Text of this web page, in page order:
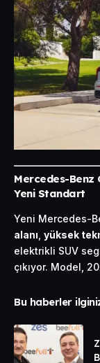
Mercedes-Benz
Yeni Standart
Yeni Mercedes-
alanı yüksek
elektrikli SUV
çıkıyor. Model,
Bu haberler